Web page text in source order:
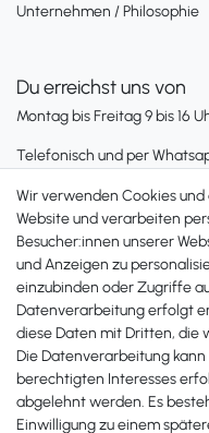
Unternehmen / Philosophie
Du erreichst uns von
Montag bis Freitag 9 bis 16
Telefonisch und per
+49 561 287 907 84
Wir verwenden Cookies
Website und verarbeiten
Besucher:innen unserer
und Anzeigen zu
einzubinden oder Zugriffe
Datenverarbeitung erfolgt
diese Daten mit Dritten, die
Die Datenverarbeitung
berechtigten Interesses
abgelehnt werden. Es
Einwilligung zu einem